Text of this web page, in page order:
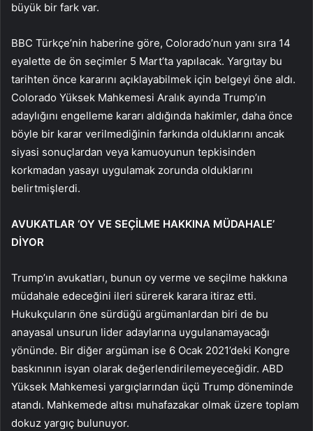
büyük bir fark var.
BBC Türkçe’nin haberine göre, Colorado’nun yanı sıra 14
eyalette de ön seçimler 5 Mart’ta yapılacak. Yargıtay bu
tarihten önce kararını açıklayabilmek için belgeyi öne aldı.
Colorado Yüksek Mahkemesi Aralık ayında Trump’ın
adaylığını engelleme kararı aldığında hakimler, daha önce
böyle bir karar verilmediğinin farkında olduklarını ancak
siyasi sonuçlardan veya kamuoyunun tepkisinden
korkmadan yasayı uygulamak zorunda olduklarını
belirtmişlerdi.
AVUKATLAR ‘OY VE SEÇİLME HAKKINA MÜDAHALE’
DİYOR
Trump’ın avukatları, bunun oy verme ve seçilme hakkına
müdahale edeceğini ileri sürerek karara itiraz etti.
Hukukçuların öne sürdüğü argümanlardan biri de bu
anayasal unsurun lider adaylarına uygulanamayacağı
yönünde. Bir diğer argüman ise 6 Ocak 2021’deki Kongre
baskınının isyan olarak değerlendirilemeyeceğidir. ABD
Yüksek Mahkemesi yargıçlarından üçü Trump döneminde
atandı. Mahkemede altısı muhafazakar olmak üzere toplam
dokuz yargıç bulunuyor.